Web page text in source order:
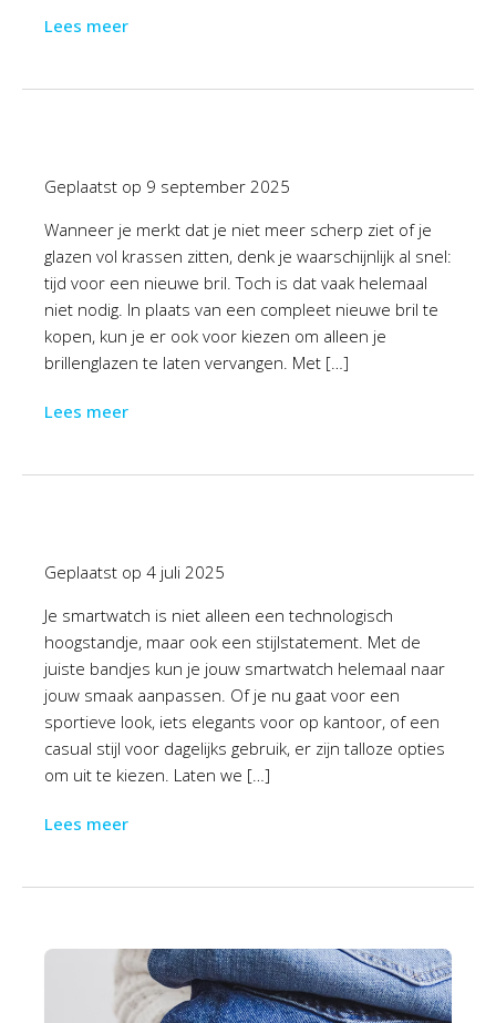
Lees meer
Geplaatst op 9 september 2025
Wanneer je merkt dat je niet meer scherp ziet of je
glazen vol krassen zitten, denk je waarschijnlijk al snel:
tijd voor een nieuwe bril. Toch is dat vaak helemaal
niet nodig. In plaats van een compleet nieuwe bril te
kopen, kun je er ook voor kiezen om alleen je
brillenglazen te laten vervangen. Met […]
Lees meer
Geplaatst op 4 juli 2025
Je smartwatch is niet alleen een technologisch
hoogstandje, maar ook een stijlstatement. Met de
juiste bandjes kun je jouw smartwatch helemaal naar
jouw smaak aanpassen. Of je nu gaat voor een
sportieve look, iets elegants voor op kantoor, of een
casual stijl voor dagelijks gebruik, er zijn talloze opties
om uit te kiezen. Laten we […]
Lees meer